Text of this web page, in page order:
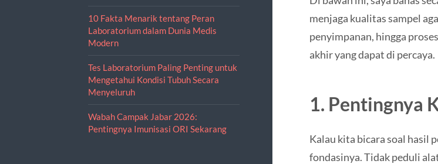
10 Fakta Menarik tentang Peran
Laboratorium dalam Dunia Medis
Modern
Tes Laboratorium Paling Penting untuk
Mengetahui Kondisi Tubuh Secara
Menyeluruh
Wabah Campak Jabar 2026:
Pentingnya Imunisasi ORI Sekarang
menjaga kualitas sampel
penyimpanan, hingga
akhir yang dapat di percaya.
1. Pentingnya
Kalau kita bicara soal hasil
fondasinya. Tidak peduli